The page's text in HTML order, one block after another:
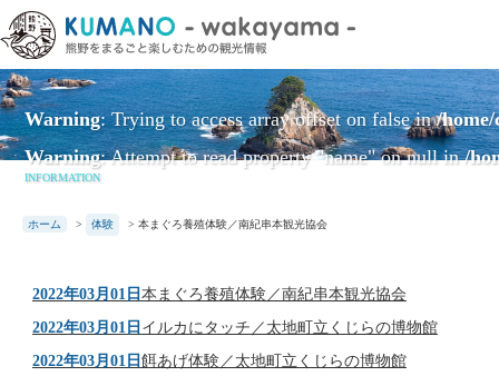
文
に
ス
キ
ッ
Warning: Trying to access array offset on false in/
Warning: Attempt to read property "name" on null in/
INFORMATION
ホーム > 体験 > 本まぐろ養殖体験／南紀串本観光協会
2022年03月01日本まぐろ養殖体験／南紀串本観光協会
2022年03月01日 イルカにタッチ／太地町立くじらの博物館
2022年03月01日餌あげ体験／太地町立くじらの博物館